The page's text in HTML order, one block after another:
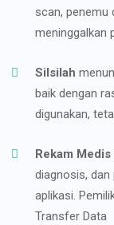
scan, penemu
meninggalkan
Silsilah
baik dengan
digunakan,
Rekam Medis
diagnosis,
aplikasi.
Transfer Data